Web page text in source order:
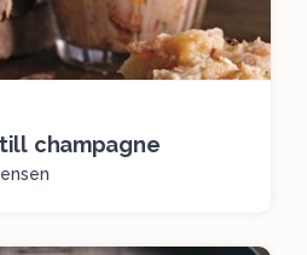
champagne